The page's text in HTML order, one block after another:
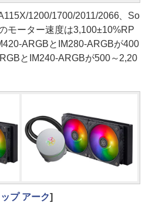
1200/1700/2011/2066、So
モーター速度は3,100±10%RP
ARGBとIM280-ARGBが400
とIM240-ARGBが500～2,20
プ アーク]